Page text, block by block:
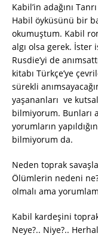
Kabil’in adağını
Habil öyküsünü bir
okumuştum. Kabil
algı olsa gerek. İster
Rusdie’yi de
kitabı Türkçe’ye
sürekli
yaşananları ve
bilmiyorum. Bunları
yorumların
bilmiyorum da.
Neden toprak
Ölümlerin nedeni
olmalı ama
Kabil kardeşini
Neye?.. Niye?..